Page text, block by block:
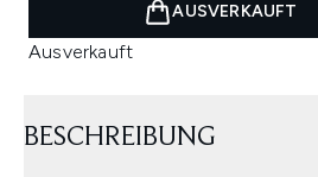
AUSVERKAUFT
Ausverkauft
BESCHREIBUNG